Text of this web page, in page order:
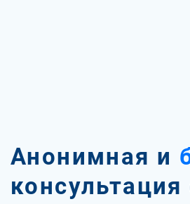
Анонимная и